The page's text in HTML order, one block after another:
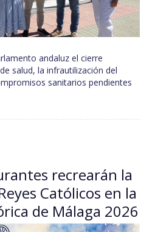
andaluz el cierre
salud, la infrautilización del
sanitarios pendientes
recrearán la
Católicos en la
de Málaga 2026